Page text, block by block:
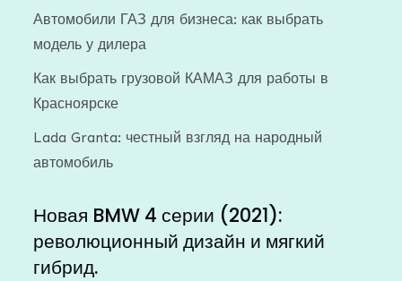
Автомобили ГАЗ для бизнеса: как выбрать
модель у дилера
Как выбрать грузовой КАМАЗ для работы в
Красноярске
Lada Granta: честный взгляд на народный
автомобиль
Новая BMW 4 серии (2021):
революционный дизайн и мягкий
гибрид.